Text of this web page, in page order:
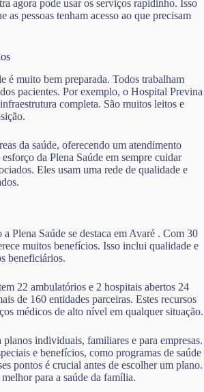
agora pode usar os serviços rapidinho. Isso
as pessoas tenham acesso ao que precisam
é muito bem preparada. Todos trabalham
pacientes. Por exemplo, o Hospital Previna
completa. São muitos leitos e
da saúde, oferecendo um atendimento
da Plena Saúde em sempre cuidar
Eles usam uma rede de qualidade e
Plena Saúde se destaca em Avaré . Com 30
muitos benefícios. Isso inclui qualidade e
beneficiários.
22 ambulatórios e 2 hospitais abertos 24
de 160 entidades parceiras. Estes recursos
médicos de alto nível em qualquer situação.
individuais, familiares e para empresas.
e benefícios, como programas de saúde
pontos é crucial antes de escolher um plano.
para a saúde da família.